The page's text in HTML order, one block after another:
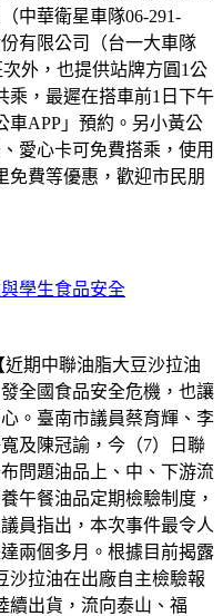
中華衛星車隊06-291-
有限公司（台一大車隊
外，也提供站牌方圓1公
乘，最遲在搭車前1日下午
車APP」預約。另小黃公
愛心卡可免費搭乘，使用
免費等優惠，歡迎市民朋
學生食品安全
近期中聯油脂大豆沙拉油
全國食品安全危機，也讓
。臺南市議員蔡育輝、李
及陳冠諭，今（7）日聯
問題油品上、中、下游流
午餐油品定期檢驗制度，
員指出，本次事件最令人
兩個多月。根據目前揭露
沙拉油在出廠自主檢驗報
續出貨，流向泰山、福